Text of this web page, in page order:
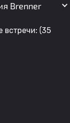
Brenner
встречи: (35